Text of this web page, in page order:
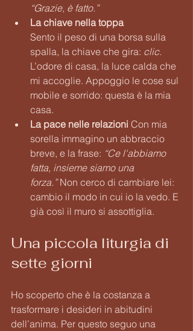
“Grazie, è fatto.”
La chiave nella toppa
Sento il peso di una borsa sulla
spalla, la chiave che gira: clic.
L’odore di casa, la luce calda che
mi accoglie. Appoggio le cose sul
mobile e sorrido: questa è la mia
casa.
La pace nelle relazioni Con mia
sorella immagino un abbraccio
breve, e la frase: “Ce l'abbiamo
fatta, insieme siamo una
forza.” Non cerco di cambiare lei:
cambio il modo in cui io la vedo. E
già così il muro si assottiglia.
Una piccola liturgia di
sette giorni
Ho scoperto che è la costanza a
trasformare i desideri in abitudini
dell’anima. Per questo seguo una